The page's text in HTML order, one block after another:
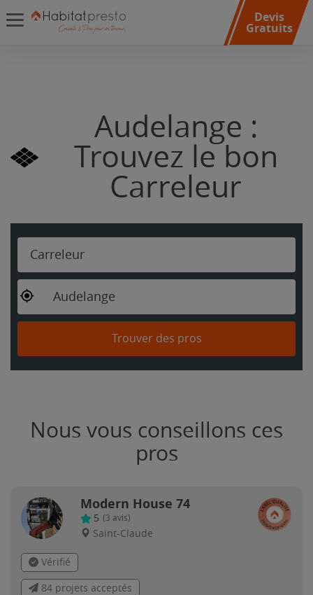
Devis
Gratuits
Audelange :
Trouvez le bon
Carreleur
Carreleur
Audelange
Trouver des pros
Nous vous conseillons ces
pros
Modern House 74
5 (3 avis)
Saint-Claude
Vérifié
84 projets acceptés